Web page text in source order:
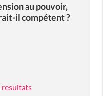
au pouvoir,
il compétent ?
resultats